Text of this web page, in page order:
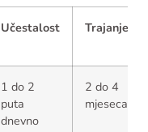
Učestalost Trajanje
1 do 2
puta
dnevno
2 do 4
mjeseca